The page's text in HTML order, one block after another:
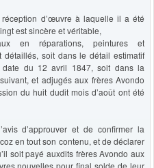
d’œuvre à laquelle il a été
est sincère et véritable,
en réparations, peintures et
détaillés, soit dans le détail estimatif
du 12 avril 1847, soit dans la
et adjugés aux frères Avondo
du huit dudit mois d’août ont été
d’approuver et de confirmer la
en tout son contenu, et de déclarer
soit payé auxdits frères Avondo aux
nouvelles pour final solde de leur